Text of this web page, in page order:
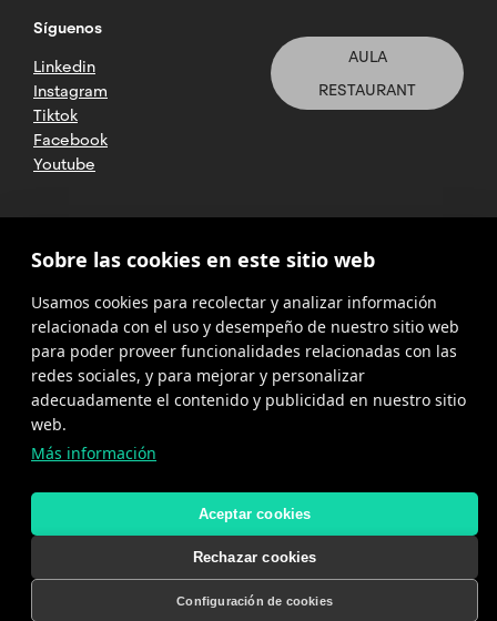
Síguenos
Linkedin
Instagram
Tiktok
Facebook
Youtube
AULA
RESTAURANT
2025 CETT. Todos los derechos
reservados
Aviso legal
Política de
privacidad
Cookies
Política del
Sobre las cookies en este sitio web
Usamos cookies para recolectar y analizar información
relacionada con el uso y desempeño de nuestro sitio web
para poder proveer funcionalidades relacionadas con las
redes sociales, y para mejorar y personalizar
adecuadamente el contenido y publicidad en nuestro sitio
web.
Más información
Aceptar cookies
Rechazar cookies
Configuración de cookies